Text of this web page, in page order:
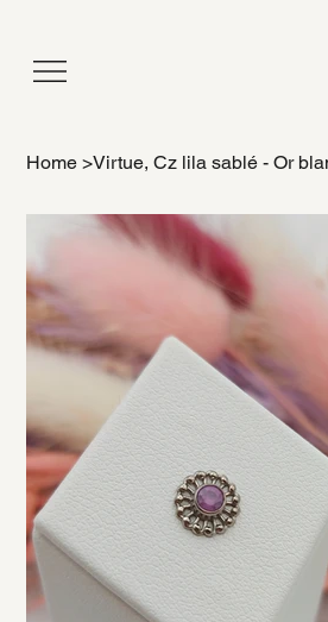
Home >Virtue, Cz lila sablé - Or